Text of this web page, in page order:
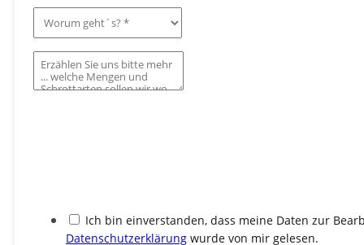
Ich bin einverstanden, dass meine Daten zur
Datenschutz­erklärungwurde von mir gelesen.